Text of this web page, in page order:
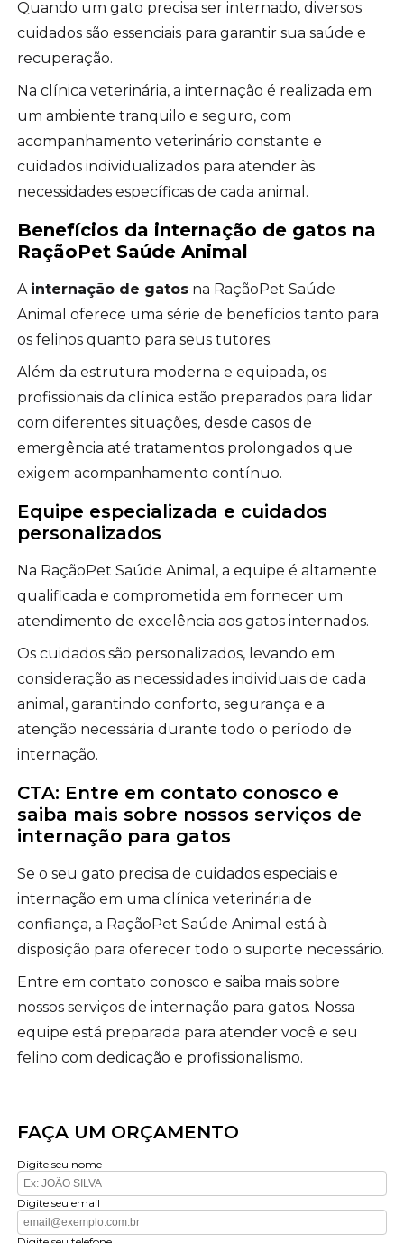
Quando um gato precisa ser internado, diversos
cuidados são essenciais para garantir sua saúde e
recuperação.
Na clínica veterinária, a internação é realizada em
um ambiente tranquilo e seguro, com
acompanhamento veterinário constante e
cuidados individualizados para atender às
necessidades específicas de cada animal.
Benefícios da internação de gatos na
RaçãoPet Saúde Animal
A internação de gatos na RaçãoPet Saúde
Animal oferece uma série de benefícios tanto para
os felinos quanto para seus tutores.
Além da estrutura moderna e equipada, os
profissionais da clínica estão preparados para lidar
com diferentes situações, desde casos de
emergência até tratamentos prolongados que
exigem acompanhamento contínuo.
Equipe especializada e cuidados
personalizados
Na RaçãoPet Saúde Animal, a equipe é altamente
qualificada e comprometida em fornecer um
atendimento de excelência aos gatos internados.
Os cuidados são personalizados, levando em
consideração as necessidades individuais de cada
animal, garantindo conforto, segurança e a
atenção necessária durante todo o período de
internação.
CTA: Entre em contato conosco e
saiba mais sobre nossos serviços de
internação para gatos
Se o seu gato precisa de cuidados especiais e
internação em uma clínica veterinária de
confiança, a RaçãoPet Saúde Animal está à
disposição para oferecer todo o suporte necessário.
Entre em contato conosco e saiba mais sobre
nossos serviços de internação para gatos. Nossa
equipe está preparada para atender você e seu
felino com dedicação e profissionalismo.
FAÇA UM ORÇAMENTO
Digite seu nome
Digite seu email